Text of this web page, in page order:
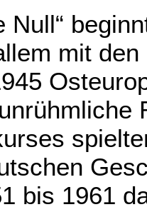
Null“
mit den
bis 1961